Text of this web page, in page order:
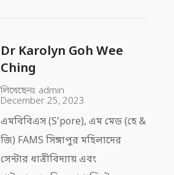
Dr Karolyn Goh Wee
Ching
লিখেছেনঃ admin
December 25, 2023
এমবিবিএস (S’pore), এম মেড (হে &
জি) FAMS সিঙ্গাপুর মহিলাদের
সেন্টার ধাত্রীবিদ্যায় এবং